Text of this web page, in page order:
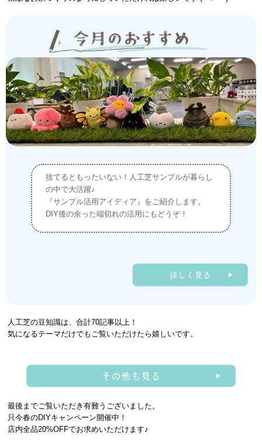
捨てるともったいない！人工芝サンプルが暮らし
の中で大活躍♪
『サンプル活用アイディア』をご紹介します。
DIY後の余った端切れの活用にもどうぞ！
人工芝の豆知識は、合計70記事以上！
気になるテーマだけでもご覧いただけたら嬉しいです。
最後までご覧いただき有難うございました。
只今春のDIYキャンペーン開催中！
店内全品20%OFFでお求めいただけます♪